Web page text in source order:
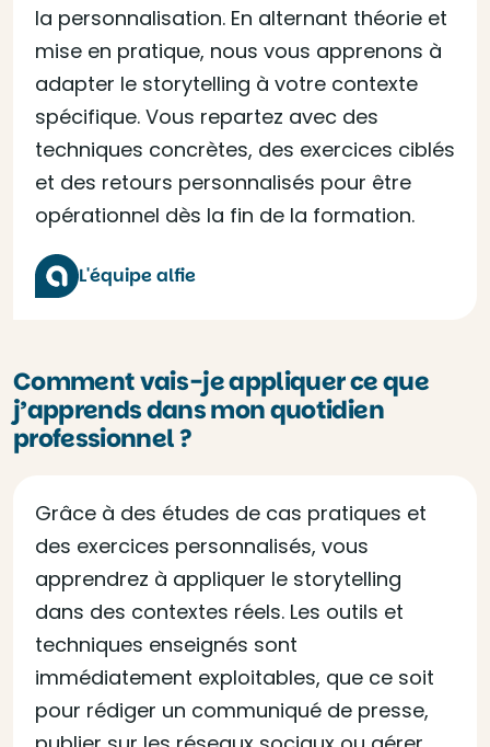
la personnalisation. En alternant théorie et
mise en pratique, nous vous apprenons à
adapter le storytelling à votre contexte
spécifique. Vous repartez avec des
techniques concrètes, des exercices ciblés
et des retours personnalisés pour être
opérationnel dès la fin de la formation.
L'équipe alfie
Comment vais-je appliquer ce que
j’apprends dans mon quotidien
professionnel ?
Grâce à des études de cas pratiques et
des exercices personnalisés, vous
apprendrez à appliquer le storytelling
dans des contextes réels. Les outils et
techniques enseignés sont
immédiatement exploitables, que ce soit
pour rédiger un communiqué de presse,